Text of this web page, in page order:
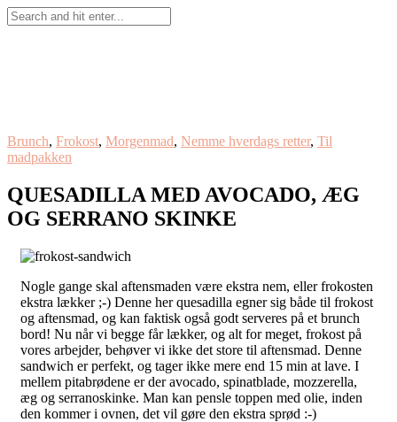
Brunch, Frokost, Morgenmad, Nemme hverdags retter, Til
madpakken
QUESADILLA MED AVOCADO, ÆG
OG SERRANO SKINKE
Nogle gange skal aftensmaden være ekstra nem, eller frokosten
ekstra lækker ;-) Denne her quesadilla egner sig både til frokost
og aftensmad, og kan faktisk også godt serveres på et brunch
bord! Nu når vi begge får lækker, og alt for meget, frokost på
vores arbejder, behøver vi ikke det store til aftensmad. Denne
sandwich er perfekt, og tager ikke mere end 15 min at lave. I
mellem pitabrødene er der avocado, spinatblade, mozzerella,
æg og serranoskinke. Man kan pensle toppen med olie, inden
den kommer i ovnen, det vil gøre den ekstra sprød :-)